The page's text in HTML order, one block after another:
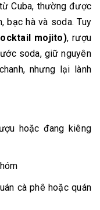
Cuba, thường được
bạc hà và soda. Tuy
mojito), rượu
soda, giữ nguyên
nhưng lại lành
hoặc đang kiêng
cà phê hoặc quán